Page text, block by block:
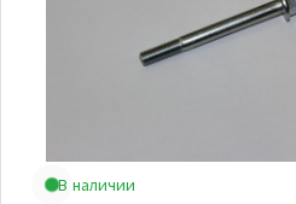
В наличии